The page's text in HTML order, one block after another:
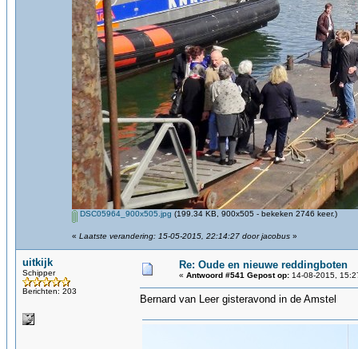
DSC05964_900x505.jpg (199.34 KB, 900x505 - bekeken 2746 keer.)
« Laatste verandering: 15-05-2015, 22:14:27 door jacobus »
uitkijk
Schipper
Berichten: 203
Re: Oude en nieuwe reddingboten
« Antwoord #541 Gepost op: 14-08-2015,
Bernard van Leer gisteravond in de Amstel